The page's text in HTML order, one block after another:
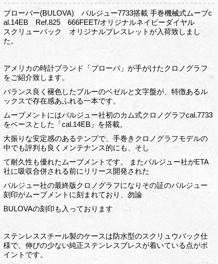
ブローバー(BULOVA) バルジュー7733搭載 手巻機械式ムーブc
al.14EB Ref.825 666FEET/オリジナルネイビーダイヤル
スクリューバック オリジナルブレスレットが入荷致しまし
た。
アメリカの時計ブランド「ブローバ」が手がけたクロノグラフ
をご紹介致します。
バランス良く褪色したブルーのベゼルと文字盤が、特徴あるル
ックスで存在感あふれる一本です。
ムーブメントにはバルジュー社初のカム式クロノグラフcal.7733
をベースとした「cal.14EB」を搭載。
大振りな安定感のあるテンプで、手巻きクロノグラフモデルの
中でも評判も良くメンテナンス的にも、そし
て耐久性も優れたムーブメントです。 またバルジュー社がETA
社に吸収合併される前にリリース開発された
バルジュー社の最終版クロノグラフになりその証のバルジュー
刻印がムーブメントに刻まれており、勿論
BULOVAの刻印も入っております
ステンレススチール製のケースは防水型のスクリュウバック仕
様で、伸びの少ない純正ステンレスブレスが着いている点がポ
イントです。